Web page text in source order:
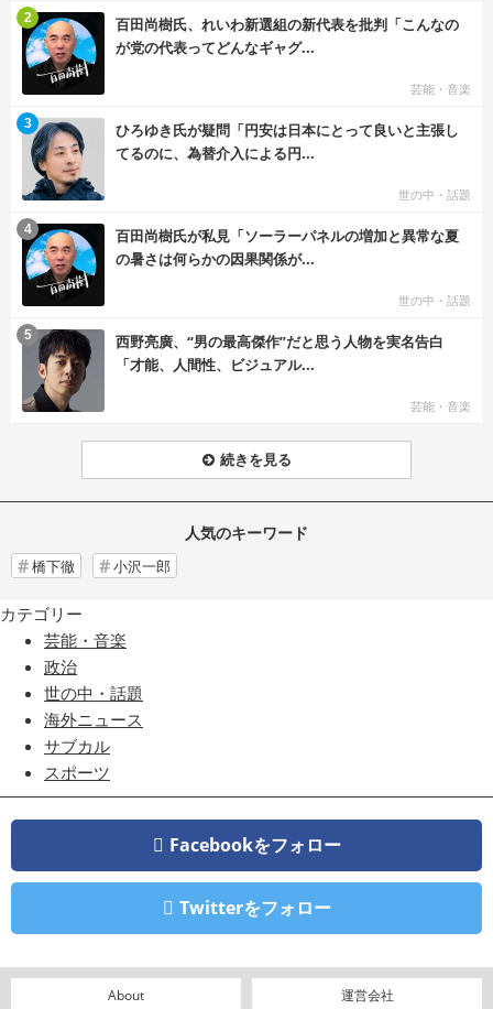
百田尚樹氏、れいわ新選組の新代表を批判「こんなの
が党の代表ってどんなギャグ...
芸能・音楽
2
ひろゆき氏が疑問「円安は日本にとって良いと主張し
てるのに、為替介入による円...
世の中・話題
3
百田尚樹氏が私見「ソーラーパネルの増加と異常な夏
の暑さは何らかの因果関係が...
世の中・話題
4
西野亮廣、“男の最高傑作”だと思う人物を実名告白
「才能、人間性、ビジュアル...
芸能・音楽
5
続きを見る
人気のキーワード
橋下徹 小沢一郎
カテゴリー
芸能・音楽
政治
世の中・話題
海外ニュース
サブカル
スポーツ
Facebookをフォロー
Twitterをフォロー
About 運営会社